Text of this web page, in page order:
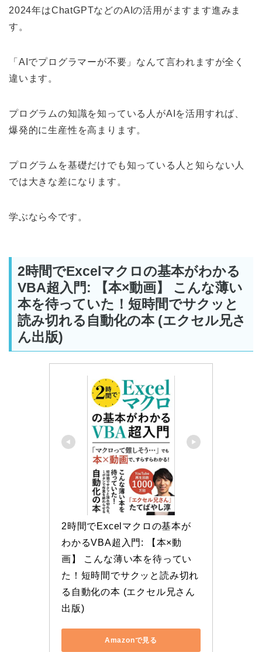
2024年はChatGPTなどのAIの活用がますます進みま
す。
「AIでプログラマーが不要」なんて言われますが全く
違います。
プログラムの知識を知っている人がAIを活用すれば、
爆発的に生産性を高まります。
プログラムを基礎だけでも知っている人と知らない人
では大きな差になります。
学ぶなら今です。
2時間でExcelマクロの基本がわかる
VBA超入門: 【本×動画】 こんな薄い
本を待っていた！短時間でサクッと
読み切れる自動化の本 (エクセル兄さ
ん出版)
2時間でExcelマクロの基本が
わかるVBA超入門: 【本×動
画】 こんな薄い本を待ってい
た！短時間でサクッと読み切れ
る自動化の本 (エクセル兄さん
出版)
Amazonで見る